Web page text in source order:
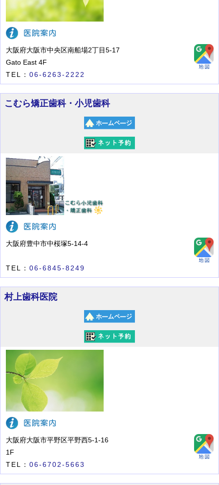
大阪府大阪市中央区南船場2丁目5-17
Gato East 4F
TEL： 06-6263-2222
こむら矯正歯科・小児歯科
大阪府豊中市中桜塚5-14-4
TEL： 06-6845-8249
村上歯科医院
大阪府大阪市平野区平野西5-1-16
1F
TEL： 06-6702-5663